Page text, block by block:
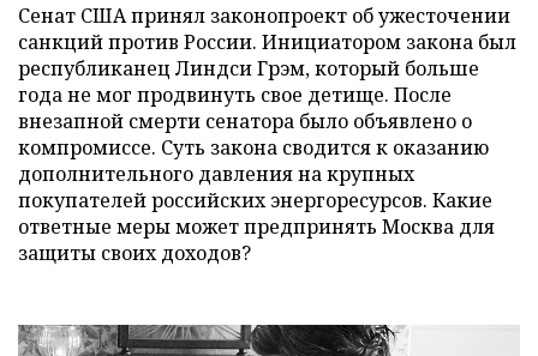
Сенат США принял законопроект об ужесточении
санкций против России. Инициатором закона был
республиканец Линдси Грэм, который больше
года не мог продвинуть свое детище. После
внезапной смерти сенатора было объявлено о
компромиссе. Суть закона сводится к оказанию
дополнительного давления на крупных
покупателей российских энергоресурсов. Какие
ответные меры может предпринять Москва для
защиты своих доходов?